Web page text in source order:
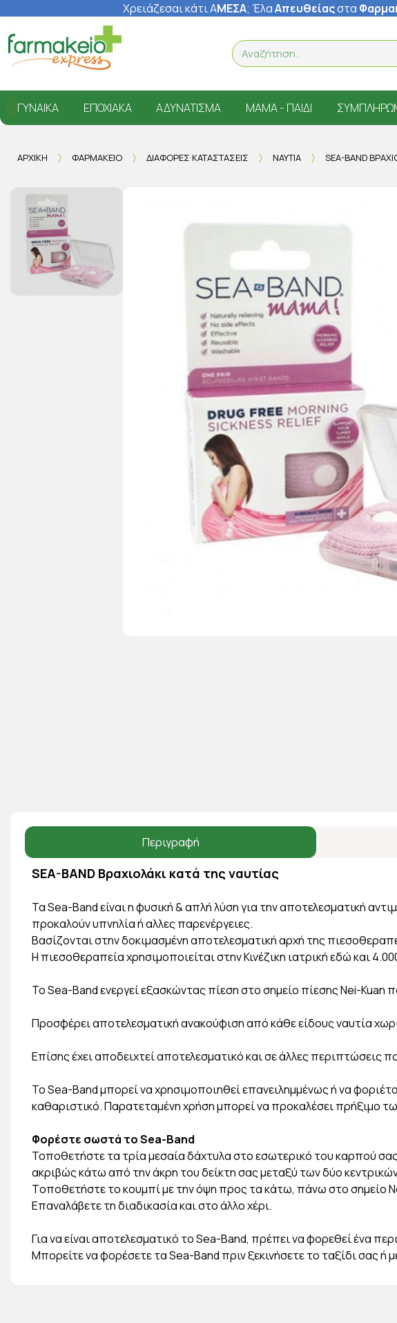
Χρειάζεσαι κάτι ΑΜΕΣΑ; ΈλαΑπευθείαςστα
ΓΥΝΑΊΚΑ ΕΠΟΧΙΑΚΆ ΑΔΥΝΆΤΙΣΜΑ ΜΑΜΆ - ΠΑΙΔΊ
ΑΡΧΙΚΉ ΦΑΡΜΑΚΕΊΟ ΔΙΆΦΟΡΕΣ ΚΑΤΑΣΤΆΣΕΙΣ ΝΑΥΤΊΑ SEA-BAND
Περιγραφή
SEA-BAND Βραχιολάκι κατά της ναυτίας
Τα Sea-Band είναι η φυσική & απλή λύση για την αποτελεσματική
προκαλούν υπνηλία ή αλλες παρενέργειες.
Βασίζονται στην δοκιμασμένη αποτελεσματική αρχή της
Η πιεσοθεραπεία χρησιμοποιείται στην Κινέζικη ιατρική εδώ και
Το Sea-Band ενεργεί εξασκώντας πίεση στο σημείο πίεσης Nei-Kuan
Προσφέρει αποτελεσματική ανακούφιση από κάθε είδους ναυτία
Επίσης έχει αποδειχτεί αποτελεσματικό και σε άλλες
Το Sea-Band μπορεί να χρησιμοποιηθεί επανειλημμένως ή να
καθαριστικό. Παρατεταμένη χρήση μπορεί να προκαλέσει πρήξιμο
Φορέστε σωστά το Sea-Band
Τοποθετήστε τα τρία μεσαία δάχτυλα στο εσωτερικό του καρπού
ακριβώς κάτω από την άκρη του δείκτη σας μεταξύ των δύο
Tοποθετήστε το κουμπί με την όψη προς τα κάτω, πάνω στο σημείο
Επαναλάβετε τη διαδικασία και στο άλλο χέρι.
Για να είναι αποτελεσματικό το Sea-Band, πρέπει να φορεθεί ένα
Μπορείτε να φορέσετε τα Sea-Band πριν ξεκινήσετε το ταξίδι σας ή